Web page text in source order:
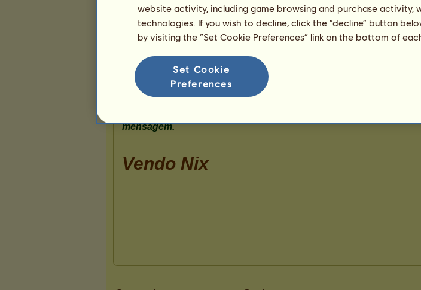
3 14 72 198
Apresentação
website activity, including game browsing and purchase activity,
technologies. If you wish to decline, click the “decline” button
by visiting the “Set Cookie Preferences” link on the bottom of
Set Cookie
Preferences